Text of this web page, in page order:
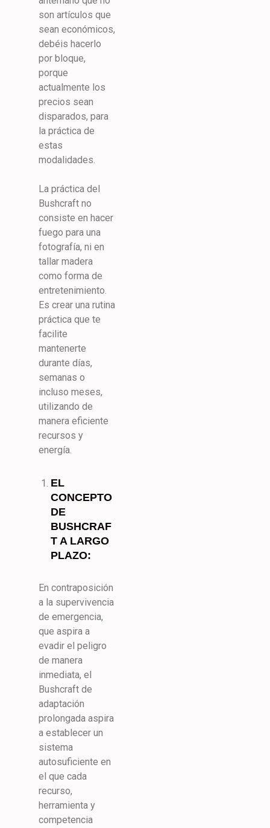
son artículos que
sean económicos,
debéis hacerlo
por bloque,
porque
actualmente los
precios sean
disparados, para
la práctica de
estas
modalidades.
La práctica del
Bushcraft no
consiste en hacer
fuego para una
fotografía, ni en
tallar madera
como forma de
entretenimiento.
Es crear una rutina
práctica que te
facilite
mantenerte
durante días,
semanas o
incluso meses,
utilizando de
manera eficiente
recursos y
energía.
EL
CONCEPTO
DE
BUSHCRAF
T A LARGO
PLAZO:
En contraposición
a la supervivencia
de emergencia,
que aspira a
evadir el peligro
de manera
inmediata, el
Bushcraft de
adaptación
prolongada aspira
a establecer un
sistema
autosuficiente en
el que cada
recurso,
herramienta y
competencia